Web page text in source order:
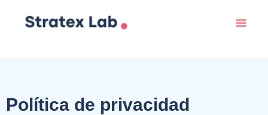
Política de privacidad